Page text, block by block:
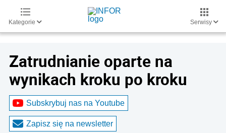
Kategorie Serwisy
Zatrudnianie oparte na
wynikach kroku po kroku
Subskrybuj nas na Youtube
Zapisz się na newsletter